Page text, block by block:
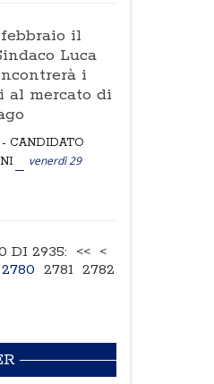
il
Luca
i
al mercato di
CANDIDATO
venerdì 29
DI 2935: << <
2780 2781 2782